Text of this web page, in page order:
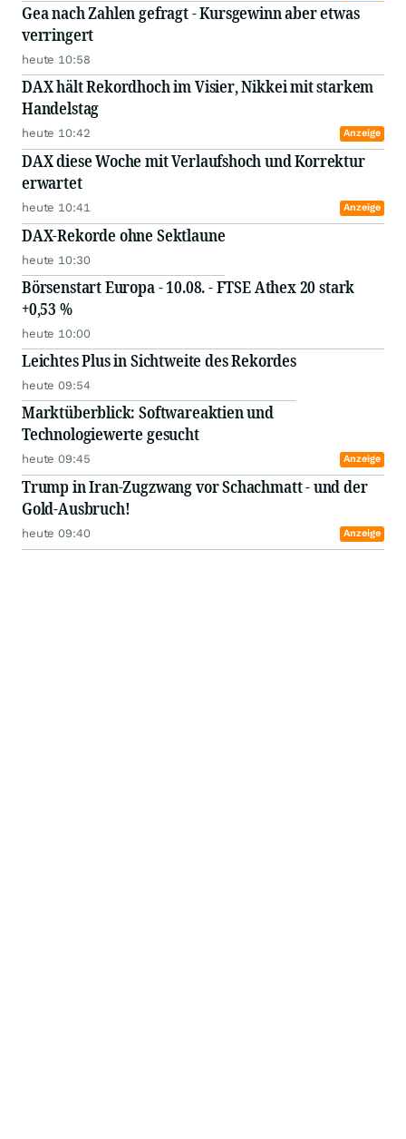
Gea nach Zahlen gefragt - Kursgewinn aber etwas
verringert
heute 10:58
DAX hält Rekordhoch im Visier, Nikkei mit starkem
Handelstag
heute 10:42 Anzeige
DAX diese Woche mit Verlaufshoch und Korrektur
erwartet
heute 10:41 Anzeige
DAX-Rekorde ohne Sektlaune
heute 10:30
Börsenstart Europa - 10.08. - FTSE Athex 20 stark
+0,53 %
heute 10:00
Leichtes Plus in Sichtweite des Rekordes
heute 09:54
Marktüberblick: Softwareaktien und
Technologiewerte gesucht
heute 09:45 Anzeige
Trump in Iran-Zugzwang vor Schachmatt - und der
Gold-Ausbruch!
heute 09:40 Anzeige